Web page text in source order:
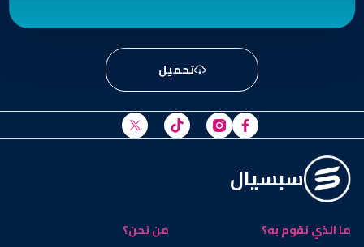
تحميل
سبسيال
ما الذي نقوم به؟ من نحن؟